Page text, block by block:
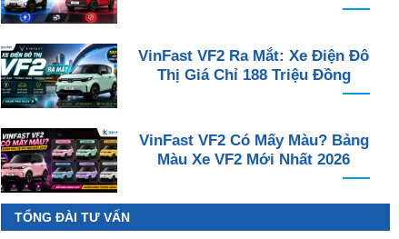
VinFast VF2 Ra Mắt: Xe Điện Đô
Thị Giá Chỉ 188 Triệu Đồng
VinFast VF2 Có Mấy Màu? Bảng
Màu Xe VF2 Mới Nhất 2026
TỔNG ĐÀI TƯ VẤN